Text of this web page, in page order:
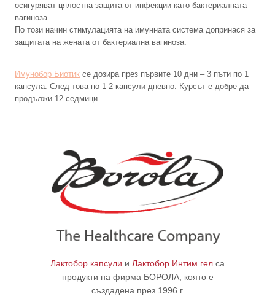
осигуряват цялостна защита от инфекции като бактериалната
вагиноза.
По този начин стимулацията на имунната система допринася за
защитата на жената от бактериална вагиноза.
Имунобор Биотик се дозира през първите 10 дни – 3 пъти по 1
капсула. След това по 1-2 капсули дневно. Курсът е добре да
продължи 12 седмици.
Лактобор капсули и Лактобор Интим гел са
продукти на фирма БОРОЛА, която е
създадена през 1996 г.